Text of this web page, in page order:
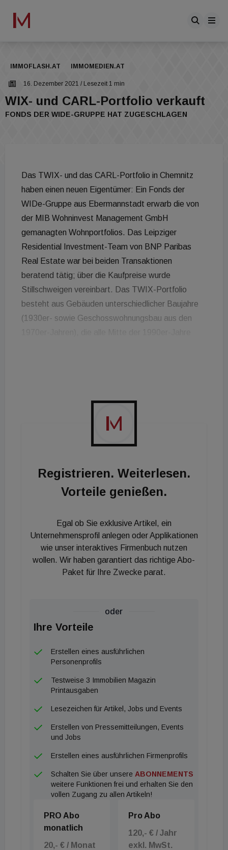
IMMOFLASH.AT IMMOMEDIEN.AT
16. Dezember 2021 / Lesezeit 1 min
WIX- und CARL-Portfolio verkauft
FONDS DER WIDE-GRUPPE HAT ZUGESCHLAGEN
Das TWIX- und das CARL-Portfolio in Chemnitz
haben einen neuen Eigentümer: Ein Fonds der
WIDe-Gruppe aus Ebermannstadt erwarb die von
der MIB Wohninvest Management GmbH
gemanagten Wohnportfolios. Das Leipziger
Residential Investment-Team von BNP Paribas
Real Estate war bei beiden Transaktionen
beratend tätig; über die Kaufpreise wurde
Stillschweigen vereinbart. Das TWIX-Portfolio
besteht aus Gebäuden unterschiedlicher Baujahre
(1930er- sowie Geschosswohnungsbau aus den
Chemnitzer Stadtteilen Gablenz und Hilbersdorf.
Die Liegenschaften aus dem CARL-Portfolio
befinden sich im zentrumsnahen Stadtteil
Lutherviertel, wurden um 1950 errichtet und
Gesamtmietfläche der überwiegend
zusammenhängenden Bestände beträgt rund
drei Gewerbeeinheiten verteilen. Die WIDe Gruppe
wird durch aktives Asset Management die bisherige
Optimierungsstrategie des Verkäufers fortsetzen
und die Bestände durch Modernisierungen und
Neuvermietungen weiter aufwerten. Die MIB
Ankäufe in guten und zentralen Chemnitzer
Wohnlagen sind für 2022 geplant, um den Bestand
an Wohnungen dort sowie anderen ausgewählten
Standorten in Mitteldeutschland (unter anderem in
Halle, Magdeburg und Leipzig) weiter auszubauen.
Registrieren. Weiterlesen.
Vorteile genießen.
Egal ob Sie exklusive Artikel, ein
Unternehmensprofil anlegen oder Applikationen
wie unser interaktives Firmenbuch nutzen
wollen. Wir haben garantiert das richtige Abo-
Paket für Ihre Zwecke parat.
oder
Ihre Vorteile
Erstellen eines ausführlichen
Personenprofils
Testweise 3 Immobilien Magazin
Printausgaben
Lesezeichen für Artikel, Jobs und Events
Erstellen von Pressemitteilungen, Events
und Jobs
Erstellen eines ausführlichen Firmenprofils
Schalten Sie über unsere ABONNEMENTS
weitere Funktionen frei und erhalten Sie den
vollen Zugang zu allen Artikeln!
PRO Abo
monatlich
20,- € / Monat
Pro Abo
120,- € / Jahr
exkl. MwSt.